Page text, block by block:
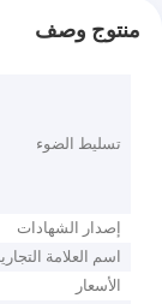
منتوج وصف
تسليط الضوء
إصدار الشهادات
اسم العلامة
الأسعار